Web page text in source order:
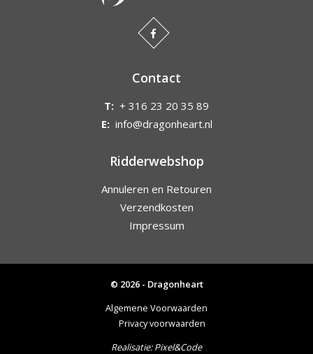
Contact
T: + 316 23 20 35 89
E: info@dragonheart.nl
Ridderwebshop
Annuleren en Retouren
Verzendkosten
Impressum
© 2026 - Dragonheart
Algemene Voorwaarden
Privacy voorwaarden
Realisatie:Pixel&Code